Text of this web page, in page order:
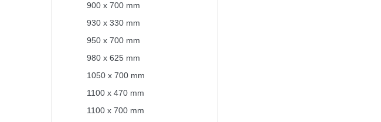
900 x 700 mm
930 x 330 mm
950 x 700 mm
980 x 625 mm
1050 x 700 mm
1100 x 470 mm
1100 x 700 mm